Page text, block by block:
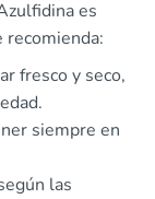
es
recomienda:
fresco y seco,
siempre en
las